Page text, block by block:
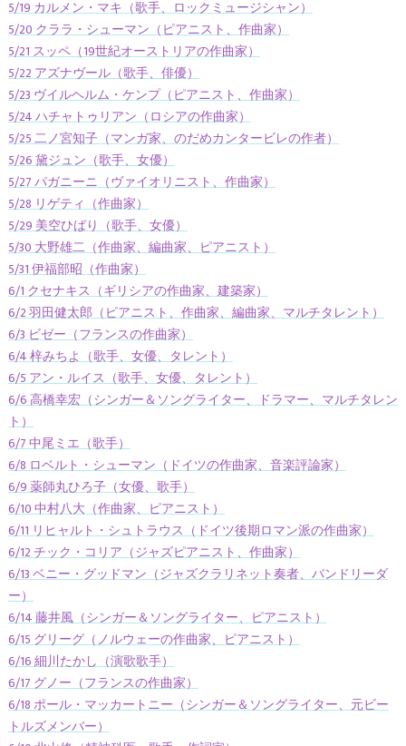
5/19 カルメン・マキ（歌手、ロックミュージシャン）
5/20 クララ・シューマン（ピアニスト、作曲家）
5/21 スッペ（19世紀オーストリアの作曲家）
5/22 アズナヴール（歌手、俳優）
5/23 ヴイルヘルム・ケンプ（ピアニスト、作曲家）
5/24 ハチャトゥリアン（ロシアの作曲家）
5/25 二ノ宮知子（マンガ家、のだめカンタービレの作者）
5/26 黛ジュン（歌手、女優）
5/27 パガニーニ（ヴァイオリニスト、作曲家）
5/28 リゲティ（作曲家）
5/29 美空ひばり（歌手、女優）
5/30 大野雄二（作曲家、編曲家、ピアニスト）
5/31 伊福部昭（作曲家）
6/1 クセナキス（ギリシアの作曲家、建築家）
6/2 羽田健太郎（ピアニスト、作曲家、編曲家、マルチタレント）
6/3 ビゼー（フランスの作曲家）
6/4 梓みちよ（歌手、女優、タレント）
6/5 アン・ルイス（歌手、女優、タレント）
6/6 高橋幸宏（シンガー＆ソングライター、ドラマー、マルチタレン
ト）
6/7 中尾ミエ（歌手）
6/8 ロベルト・シューマン（ドイツの作曲家、音楽評論家）
6/9 薬師丸ひろ子（女優、歌手）
6/10 中村八大（作曲家、ピアニスト）
6/11 リヒャルト・シュトラウス（ドイツ後期ロマン派の作曲家）
6/12 チック・コリア（ジャズピアニスト、作曲家）
6/13 ベニー・グッドマン（ジャズクラリネット奏者、バンドリーダ
ー）
6/14 藤井風（シンガー＆ソングライター、ピアニスト）
6/15 グリーグ（ノルウェーの作曲家、ピアニスト）
6/16 細川たかし（演歌歌手）
6/17 グノー（フランスの作曲家）
6/18 ポール・マッカートニー（シンガー＆ソングライター、元ビー
トルズメンバー）